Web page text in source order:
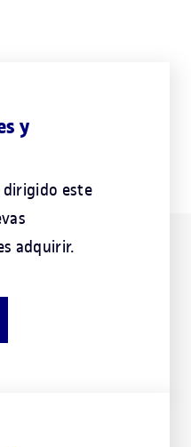
y
dirigido este
adquirir.